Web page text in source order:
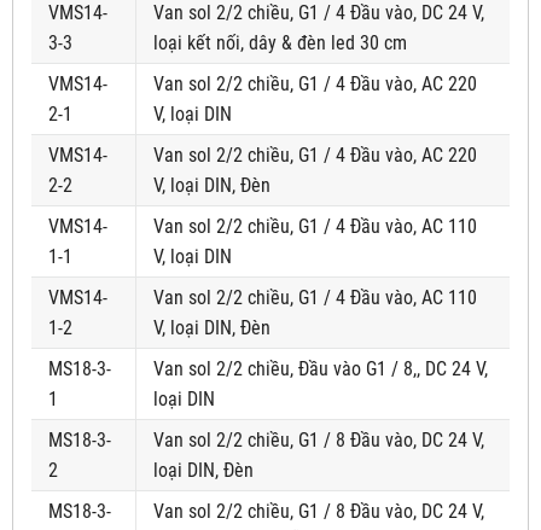
VMS14-
3-3
Van sol 2/2 chiều, G1 / 4 Đầu vào, DC 24 V,
loại kết nối, dây & đèn led 30 cm
VMS14-
2-1
Van sol 2/2 chiều, G1 / 4 Đầu vào, AC 220
V, loại DIN
VMS14-
2-2
Van sol 2/2 chiều, G1 / 4 Đầu vào, AC 220
V, loại DIN, Đèn
VMS14-
1-1
Van sol 2/2 chiều, G1 / 4 Đầu vào, AC 110
V, loại DIN
VMS14-
1-2
Van sol 2/2 chiều, G1 / 4 Đầu vào, AC 110
V, loại DIN, Đèn
MS18-3-
1
Van sol 2/2 chiều, Đầu vào G1 / 8,, DC 24 V,
loại DIN
MS18-3-
2
Van sol 2/2 chiều, G1 / 8 Đầu vào, DC 24 V,
loại DIN, Đèn
MS18-3-
Van sol 2/2 chiều, G1 / 8 Đầu vào, DC 24 V,